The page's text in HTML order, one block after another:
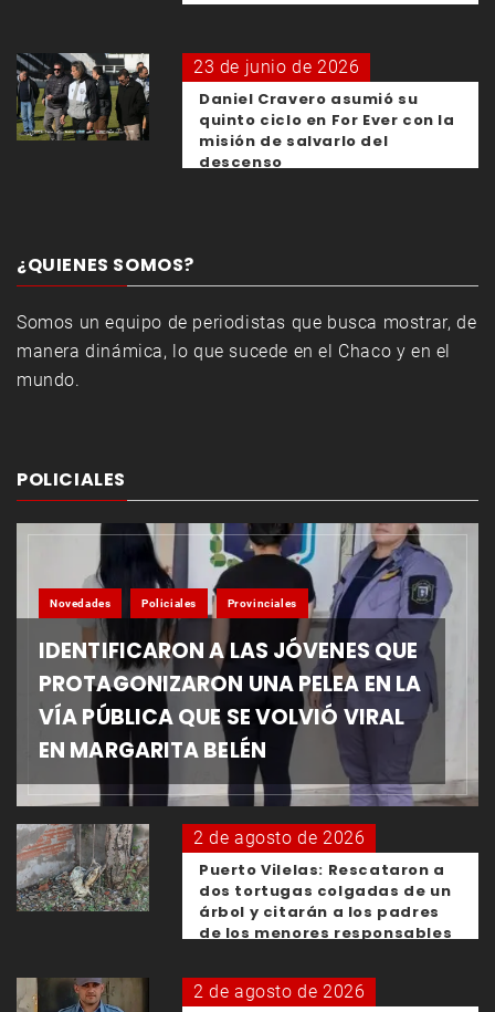
23 de junio de 2026
Daniel Cravero asumió su
quinto ciclo en For Ever con la
misión de salvarlo del
descenso
¿QUIENES SOMOS?
Somos un equipo de periodistas que busca mostrar, de
manera dinámica, lo que sucede en el Chaco y en el
mundo.
POLICIALES
Novedades Policiales Provinciales
IDENTIFICARON A LAS JÓVENES QUE
PROTAGONIZARON UNA PELEA EN LA
VÍA PÚBLICA QUE SE VOLVIÓ VIRAL
EN MARGARITA BELÉN
2 de agosto de 2026
Puerto Vilelas: Rescataron a
dos tortugas colgadas de un
árbol y citarán a los padres
de los menores responsables
2 de agosto de 2026